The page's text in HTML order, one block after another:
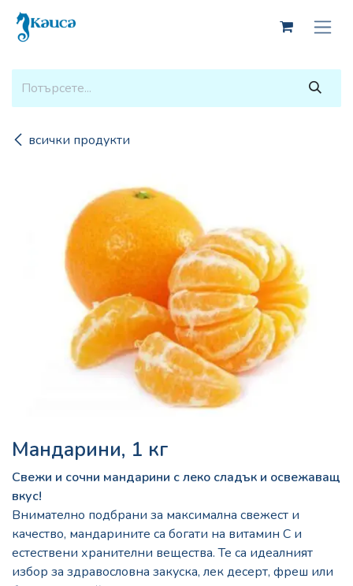
Skip to Content
всички продукти
Мандарини, 1 кг
Свежи и сочни мандарини с леко сладък и освежаващ
вкус!
Внимателно подбрани за максимална свежест и
качество, мандарините са богати на витамин C и
естествени хранителни вещества. Те са идеалният
избор за здравословна закуска, лек десерт, фреш или